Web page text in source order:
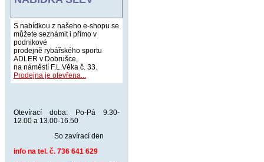
S nabídkou z našeho e-shopu se
můžete seznámit i přímo v
podnikové
prodejně rybářského sportu
ADLER v Dobrušce,
na náměstí F.L.Věka č. 33.
Prodejna je otevřena...
Otevírací doba: Po-Pá 9.30-
12.00 a 13.00-16.50
So zavírací den
info na tel. č. 736 641 629